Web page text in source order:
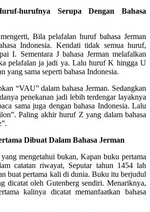
hurufnya Serupa Dengan Bahasa
Bila pelafalan huruf bahasa Jerman
Indonesia. Kendati tidak semua huruf,
I. Sementara J bahasa Jerman melafalkan
pelafalan ja jadi ya. Lalu huruf K hingga U
yang sama seperti bahasa Indonesia.
“VAU” dalam bahasa Jerman. Sedangkan
penekanan jadi lebih terdengar layaknya
sama juga dengan bahasa Indonesia. Lalu
Paling akhir huruf Z yang dalam bahasa
Dibuat Dalam Bahasa Jerman
mengetahui bukan, Kapan buku pertama
catatan riwayat, Seputar tahun 1454 lah
buat pertama kali di dunia. Buku itu berjudul
dicatat oleh Gutenberg sendiri. Menariknya,
kalinya dicatat memanfaatkan bahasa